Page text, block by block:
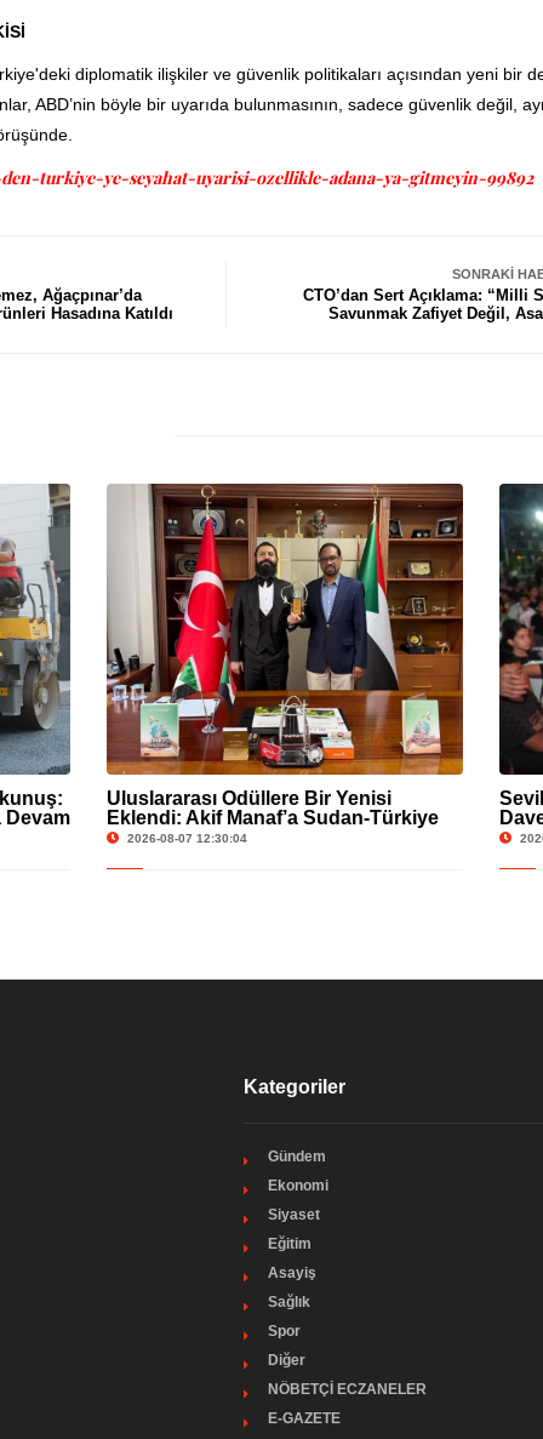
diplomatik ilişkiler ve güvenlik politikaları açısından yeni bir
ABD’nin böyle bir uyarıda bulunmasının, sadece güvenlik değil,
turkiye-ye-seyahat-uyarisi-ozellikle-adana-ya-gitmeyin-99892
Ağaçpınar’da
Hasadına Katıldı
SONRAKI
CTO’dan Sert Açıklama: “Milli
Savunmak Zafiyet Değil,
Devam
Uluslararası Ödüllere Bir Yenisi
Eklendi: Akif Manaf’a Sudan-Türkiye
Dostluk Köprüsü
2026-08-07 12:30:04
Kategoriler
Gündem
Ekonomi
Siyaset
Eğitim
Asayiş
Sağlık
Spor
Diğer
NÖBETÇİ ECZANELER
E-GAZETE